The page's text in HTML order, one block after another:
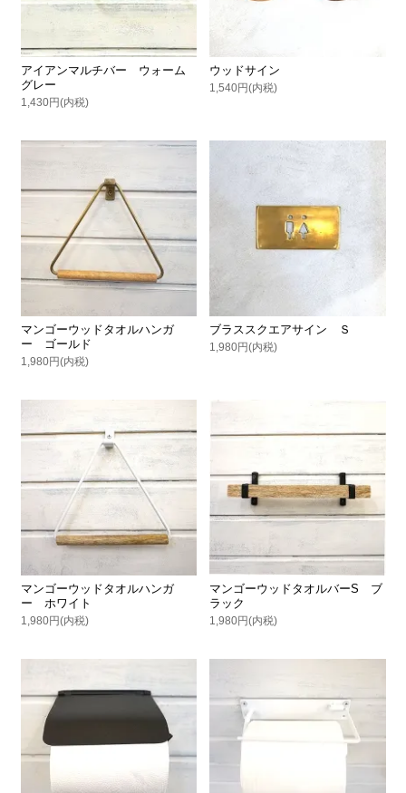
アイアンマルチバー ウォーム
グレー
1,430円(内税)
ウッドサイン
1,540円(内税)
マンゴーウッドタオルハンガ
ー ゴールド
1,980円(内税)
ブラススクエアサイン Ｓ
1,980円(内税)
マンゴーウッドタオルハンガ
ー ホワイト
1,980円(内税)
マンゴーウッドタオルバーS ブ
ラック
1,980円(内税)